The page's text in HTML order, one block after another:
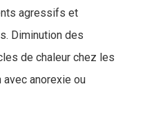
agressifs et
Diminution des
de chaleur chez les
anorexie ou